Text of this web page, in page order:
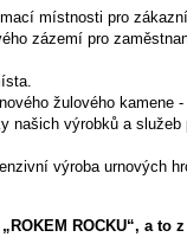
místnosti pro
zázemí pro
žulového kamene
našich výrobků a služeb
výroba urnových
ROCKU“, a to